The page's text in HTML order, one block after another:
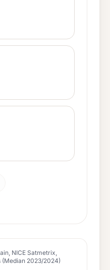
NICE Satmetrix,
(Median 2023/2024)